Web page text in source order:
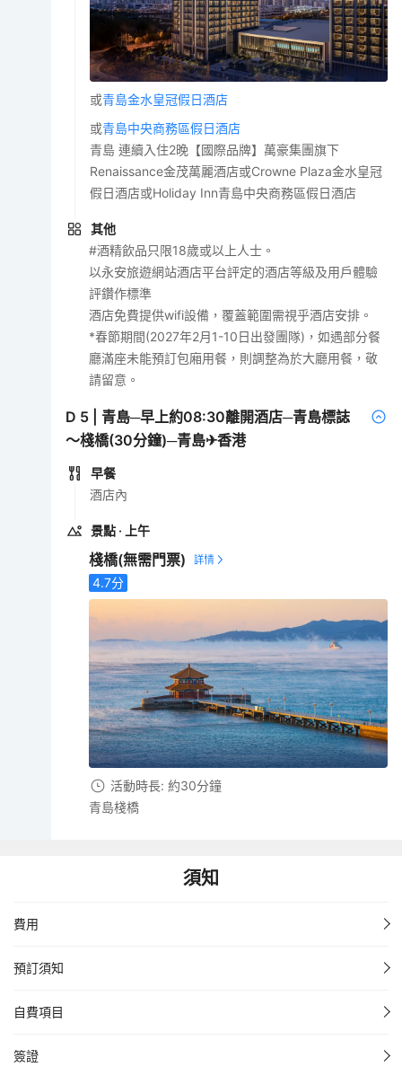
或青島金水皇冠假日酒店
或青島中央商務區假日酒店
青島 連續入住2晚【國際品牌】萬豪集團旗下
Renaissance金茂萬麗酒店或Crowne Plaza金水皇冠
假日酒店或Holiday Inn青島中央商務區假日酒店
其他
#酒精飲品只限18歲或以上人士。
以永安旅遊網站酒店平台評定的酒店等級及用戶體驗
評鑽作標準
酒店免費提供wifi設備，覆蓋範圍需視乎酒店安排。
*春節期間(2027年2月1-10日出發團隊)，如遇部分餐
廳滿座未能預訂包廂用餐，則調整為於大廳用餐，敬
請留意。
D 5
青島─早上約08:30離開酒店─青島標誌
～棧橋(30分鐘)─青島✈香港
早餐
酒店內
景點 · 上午
棧橋(無需門票)
4.7分
活動時長: 約30分鐘
青島棧橋
須知
費用
預訂須知
自費項目
簽證